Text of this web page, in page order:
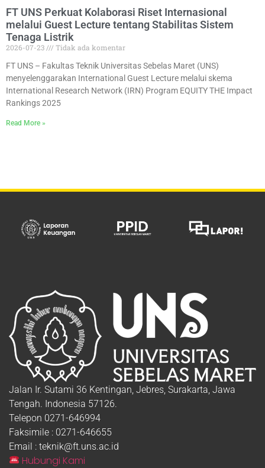
FT UNS Perkuat Kolaborasi Riset Internasional
melalui Guest Lecture tentang Stabilitas Sistem
Tenaga Listrik
2026-07-23
Tidak ada komentar
FT UNS – Fakultas Teknik Universitas Sebelas Maret (UNS)
menyelenggarakan International Guest Lecture melalui skema
International Research Network (IRN) Program EQUITY THE Impact
Rankings 2025
Read More »
Jalan Ir. Sutami 36 Kentingan, Jebres, Surakarta, Jawa
Tengah. Indonesia 57126.
Telepon 0271-646994
Faksimile : 0271-646655
Email : teknik@ft.uns.ac.id
Hubungi Kami